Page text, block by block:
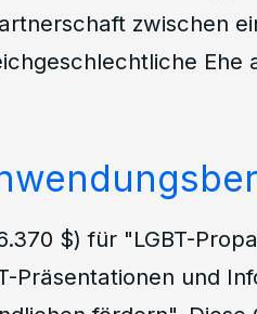
zwischen
Ehe
$) für "LGBT-
Präsentationen und